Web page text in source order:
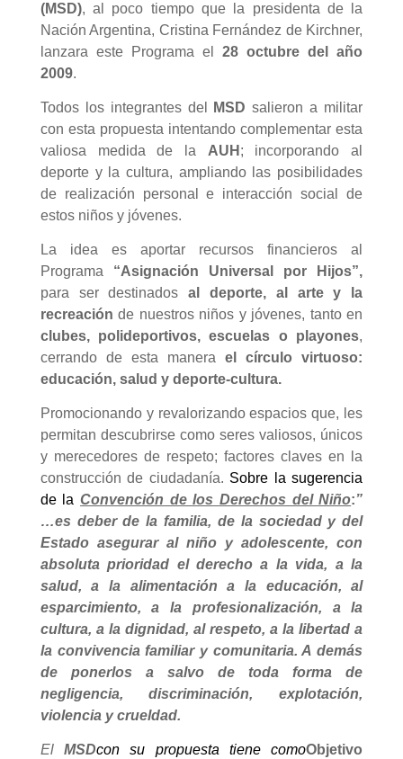
(MSD), al poco tiempo que la presidenta de la
Nación Argentina, Cristina Fernández de Kirchner,
lanzara este Programa el28 octubre del año
2009.
Todos los integrantes del MSDsalieron a militar
con esta propuesta intentando complementar esta
valiosa medida de la AUH ; incorporando al
deporte y la cultura, ampliando las posibilidades
de realización personal e interacción social de
estos niños y jóvenes.
La idea es aportar recursos financieros al
Programa “Asignación Universal por Hijos”,
para ser destinadosal deporte, al arte y la
recreación de nuestros niños y jóvenes, tanto en
clubes, polideportivos, escuelas o playones,
cerrando de esta manerael círculo virtuoso:
educación, salud y deporte-cultura.
Promocionando y revalorizando espaciosque, les
permitan descubrirse como seres valiosos, únicos
y merecedores de respeto; factores claves en la
construcción de ciudadanía. Sobre la sugerencia
de laConvención de los Derechos del Niño:”
…es deber de la familia, de la sociedad y del
Estado asegurar al niño y adolescente, con
absoluta prioridad el derecho a la vida, a la
salud, a la alimentación a la educación, al
esparcimiento, a la profesionalización, a la
cultura, a la dignidad, al respeto, a la libertad a
la convivencia familiar y comunitaria. A demás
de ponerlos a salvo de toda forma de
negligencia, discriminación, explotación,
violencia y crueldad.
ElMSDcon su propuesta tiene comoObjetivo